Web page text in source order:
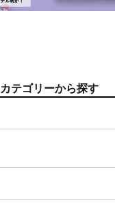
カテゴリーから探す